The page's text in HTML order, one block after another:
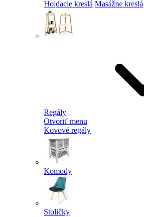
Hojdacie kreslá Masážne kreslá
Regály
Otvoriť menu
Kovové regály
Komody
Stoličky